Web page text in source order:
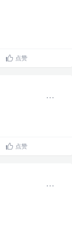
点赞
点赞